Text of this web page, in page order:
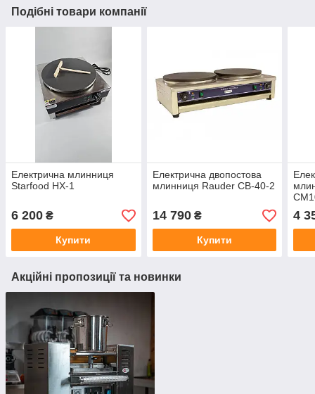
Подібні товари компанії
Електрична млинниця
Starfood HX-1
6 200 ₴
Купити
Електрична двопостова
млинниця Rauder CB-40-2
14 790₴
Купити
4
Акційні пропозиції та новинки